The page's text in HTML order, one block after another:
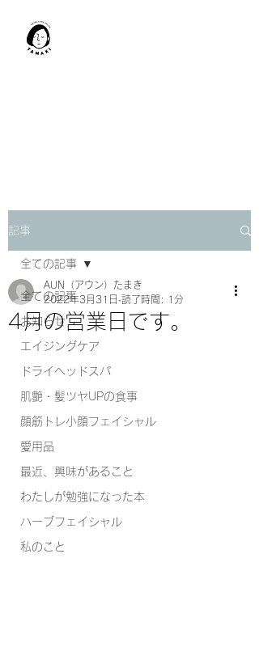
記事
全ての記事
お知らせ
エイジングケア
ドライヘッドスパ
肌艶・髪ツヤUPの食事
顔筋トレ小顔フェイシャル
愛用品
最近、興味があること
わたしが勉強になった本
ハーブフェイシャル
私のこと
全ての記事
4月の営業日です。
AUN（アウン）たまき
2022年3月31日 読了時間: 1分